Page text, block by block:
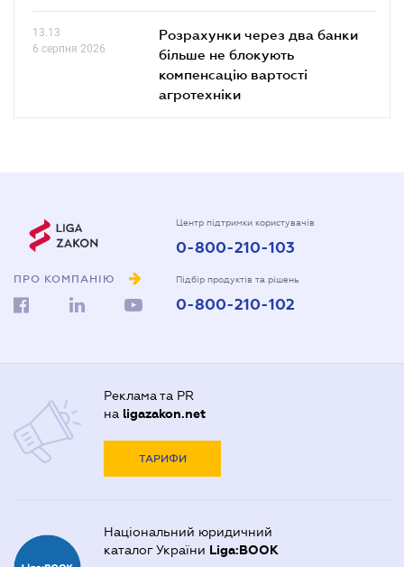
13.13
6 серпня 2026
Розрахунки через два банки
більше не блокують
компенсацію вартості
агротехніки
ПРО КОМПАНІЮ
Центр підтримки користувачів
0-800-210-103
Підбір продуктів та рішень
0-800-210-102
Реклама та PR
на ligazakon.net
ТАРИФИ
Національний юридичний
каталог України Liga:BOOK